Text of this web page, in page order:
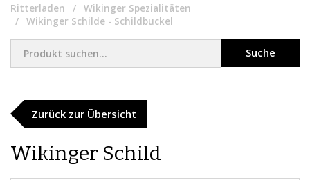
Ritterladen
Wikinger Spezialitäten
Wikinger Schilde - Schildbuckel
Suche
Zurück zur Übersicht
Wikinger Schild